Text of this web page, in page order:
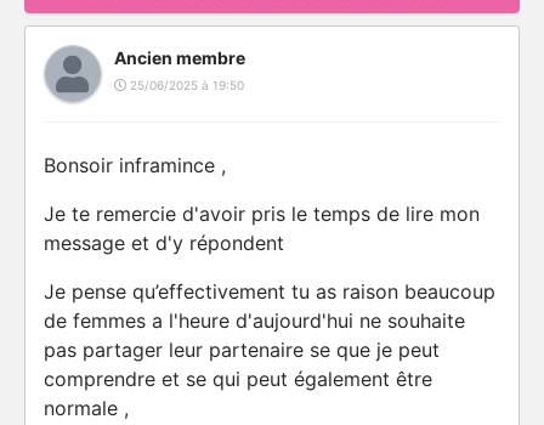
Ancien membre
25/06/2025 à 19:50
Bonsoir inframince ,
Je te remercie d'avoir pris le temps de lire mon
message et d'y répondent
Je pense qu’effectivement tu as raison beaucoup
de femmes a l'heure d'aujourd'hui ne souhaite
pas partager leur partenaire se que je peut
comprendre et se qui peut également être
normale ,